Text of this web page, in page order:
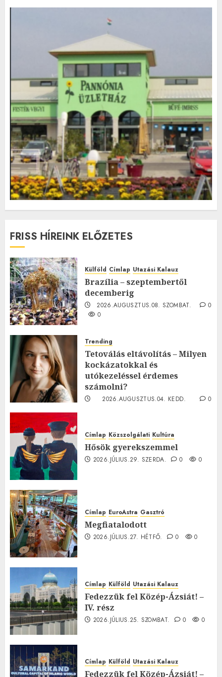
FRISS HÍREINK ELŐZETES
Külföld Címlap Utazási Kalauz
Brazília – szeptembertől
decemberig
2026.AUGUSZTUS.08. SZOMBAT.
0
0
Trending
Tetoválás eltávolítás – Milyen
kockázatokkal és
utókezeléssel érdemes
számolni?
2026.AUGUSZTUS.04. KEDD.
0
Címlap Közszolgálati Kultúra
Hősök gyerekszemmel
2026.JÚLIUS.29. SZERDA. 0 0
Címlap EuroAstra Gasztró
Megfiatalodott
2026.JÚLIUS.27. HÉTFŐ. 0 0
Címlap Külföld Utazási Kalauz
Fedezzük fel Közép-Ázsiát! –
IV. rész
2026.JÚLIUS.25. SZOMBAT. 0 0
Címlap Külföld Utazási Kalauz
Fedezzük fel Közép-Ázsiát! –